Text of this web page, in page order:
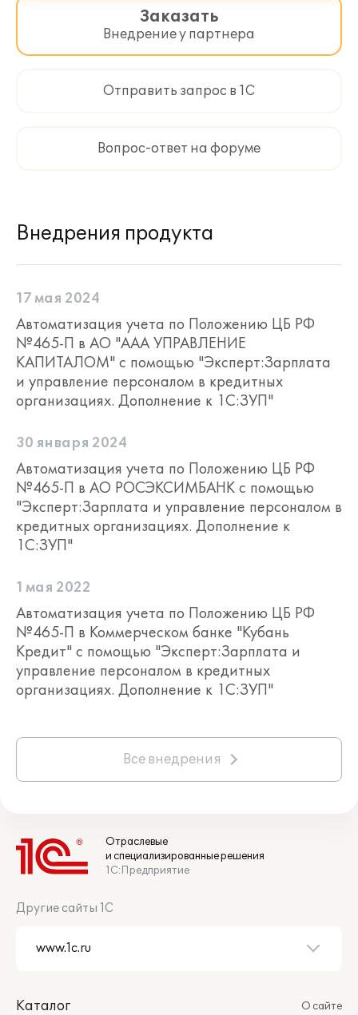
Заказать
Внедрение у партнера
Отправить запрос в 1С
Вопрос-ответ на форуме
Внедрения продукта
17 мая 2024
Автоматизация учета по Положению ЦБ РФ
№465-П в АО "ААА УПРАВЛЕНИЕ
КАПИТАЛОМ" с помощью "Эксперт:Зарплата
и управление персоналом в кредитных
организациях. Дополнение к 1С:ЗУП"
30 января 2024
Автоматизация учета по Положению ЦБ РФ
№465-П в АО РОСЭКСИМБАНК с помощью
"Эксперт:Зарплата и управление персоналом в
кредитных организациях. Дополнение к
1С:ЗУП"
1 мая 2022
Автоматизация учета по Положению ЦБ РФ
№465-П в Коммерческом банке "Кубань
Кредит" с помощью "Эксперт:Зарплата и
управление персоналом в кредитных
организациях. Дополнение к 1С:ЗУП"
Все внедрения
Отраслевые
и специализированные решения
1С:Предприятие
Другие сайты 1С
Каталог О сайте